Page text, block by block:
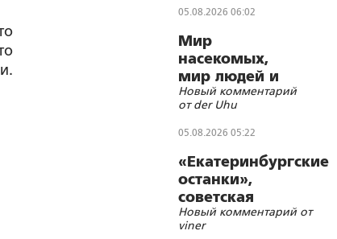
05.08.2026 06:02
Мир
насекомых,
мир людей и
блуд
Новый комментарий
от der Uhu
05.08.2026 05:22
«Екатеринбургские
останки»,
советская
символика и
цифровизации
Новый комментарий от
viner